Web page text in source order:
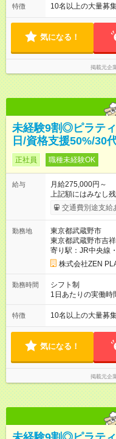
コース開発の担当として貢献
あり 試用期間の長
です。
特徴 10名以上の大量募
気になる！
掲載元企
未経験9割◎ピラテ
日/資格支援50%/30
正社員 職種未経験OK
給与
月給275,000円～
上記額にはみなし
ます。 みなし残業
上記額にはみなし
900円含む)※試用期
<年収例> ■理学療法士
前半 年収：約5，
考：PT資格を活かし
出身 入社年数：5
月＋賞与） 備考：
を含む ■研修担当＋リーダー職 入社年数：15年目 年収：約11，
コース開発の担当として貢献
あり 試用期間の長
です。
交通費別途支給
勤務地
東京都武蔵野市
東京都武蔵野市吉
寄り駅：JR中央線
メトロ「南阿佐ヶ
「西荻窪駅」北口
中央線・総武線、
にスタジオがあり
株式会社ZEN
勤務時間
シフト制
1日あたりの実働時
の勤務時間は40時
特徴 10名以上の大量募
気になる！
掲載元企